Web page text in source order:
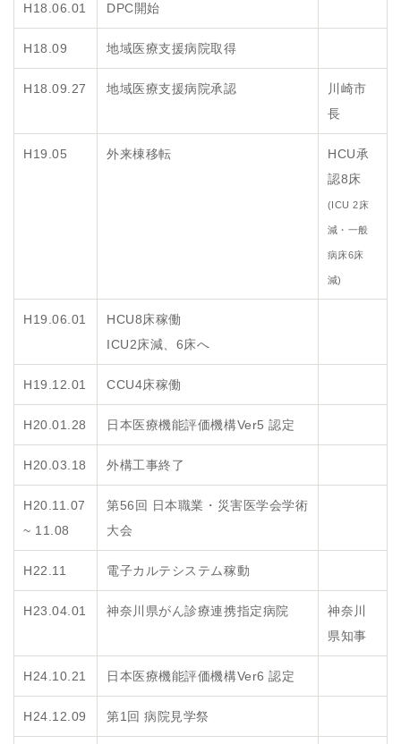
H18.06.01 DPC開始
H18.09 地域医療支援病院取得
H18.09.27 地域医療支援病院承認
川崎市
長
H19.05 外来棟移転
HCU承
認8床
(ICU 2床
減・一般
病床6床
減)
H19.06.01
HCU8床稼働
ICU2床減、6床へ
H19.12.01 CCU4床稼働
H20.01.28 日本医療機能評価機構Ver5 認定
H20.03.18 外構工事終了
H20.11.07
~ 11.08
第56回 日本職業・災害医学会学術
大会
H22.11 電子カルテシステム稼動
H23.04.01 神奈川県がん診療連携指定病院
神奈川
県知事
H24.10.21 日本医療機能評価機構Ver6 認定
H24.12.09 第1回 病院見学祭